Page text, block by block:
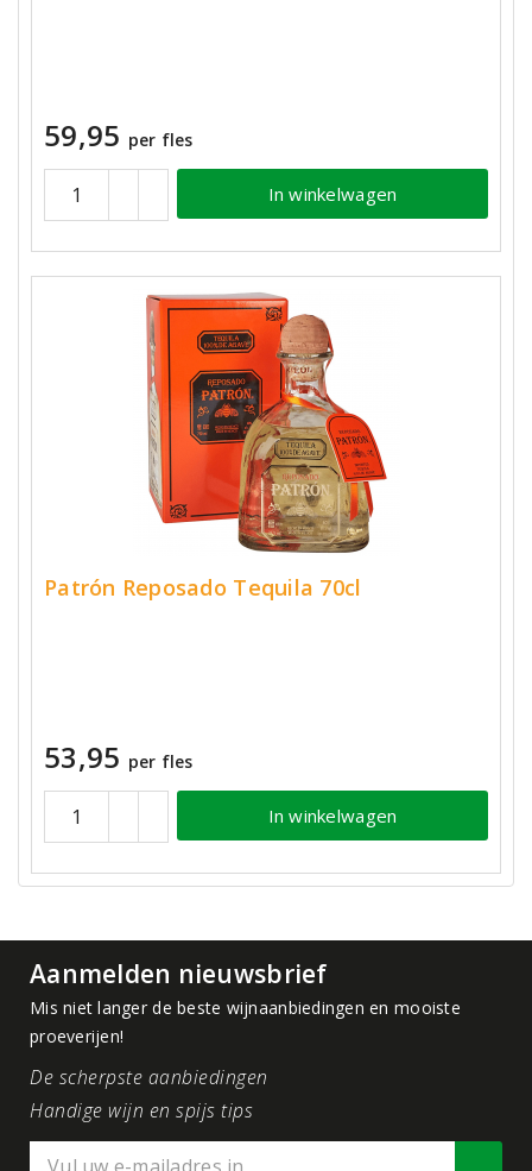
59,95 per fles
In winkelwagen
Patrón Reposado Tequila 70cl
53,95 per fles
In winkelwagen
Aanmelden nieuwsbrief
Mis niet langer de beste wijnaanbiedingen en mooiste
proeverijen!
De scherpste aanbiedingen
Handige wijn en spijs tips